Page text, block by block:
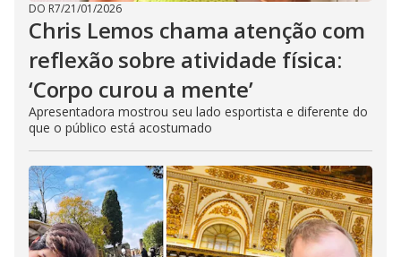
DO R7/21/01/2026
Chris Lemos chama atenção com
reflexão sobre atividade física:
‘Corpo curou a mente’
Apresentadora mostrou seu lado esportista e diferente do
que o público está acostumado